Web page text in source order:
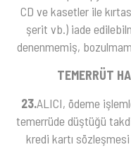
CD ve kasetler ile
şerit vb.) iade
denenmemiş,
TEMERRÜT
23.ALICI, ödeme
temerrüde düştüğü
kredi kartı